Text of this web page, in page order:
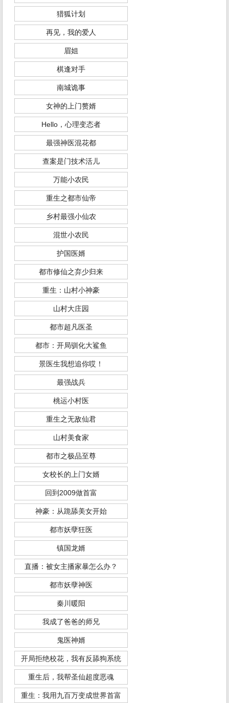
猎狐计划
再见，我的爱人
眉姐
棋逢对手
南城诡事
女神的上门赘婿
Hello，心理变态者
最强神医混花都
查案是门技术活儿
万能小农民
重生之都市仙帝
乡村最强小仙农
混世小农民
护国医婿
都市修仙之弃少归来
重生：山村小神豪
山村大庄园
都市超凡医圣
都市：开局驯化大鲨鱼
景医生我想追你哎！
最强战兵
桃运小村医
重生之无敌仙君
山村美食家
都市之极品至尊
女校长的上门女婿
回到2009做首富
神豪：从跪舔美女开始
都市妖孽狂医
镇国龙婿
直播：被女主播家暴怎么办？
都市妖孽神医
秦川暖阳
我成了爸爸的师兄
鬼医神婿
开局拒绝校花，我有反舔狗系统
重生后，我帮圣仙超度恶魂
重生：我用九百万变成世界首富